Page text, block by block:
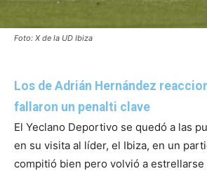
Foto: X de la UD Ibiza
Los de Adrián Hernández
fallaron un penalti clave
El Yeclano Deportivo se quedó a las
en su visita al líder, el Ibiza, en un
compitió bien pero volvió a estrellarse